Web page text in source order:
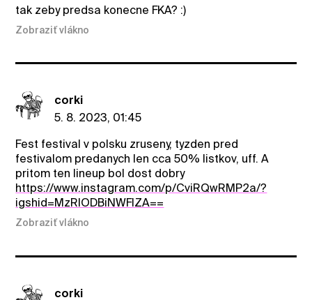
tak zeby predsa konecne FKA? :)
Zobraziť vlákno
corki
5. 8. 2023, 01:45
Fest festival v polsku zruseny, tyzden pred
festivalom predanych len cca 50% listkov, uff. A
pritom ten lineup bol dost dobry
https://www.instagram.com/p/CviRQwRMP2a/?
igshid=MzRlODBiNWFlZA==
Zobraziť vlákno
corki